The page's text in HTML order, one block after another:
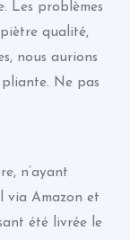
Les problèmes
qualité,
nous aurions
Ne pas
n’ayant
via Amazon et
été livrée le